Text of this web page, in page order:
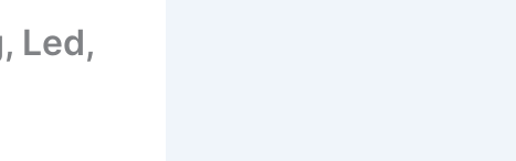
Led,